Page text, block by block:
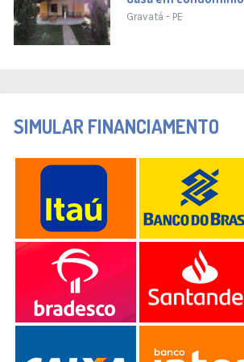
Gravatá - PE
SIMULAR FINANCIAMENTO